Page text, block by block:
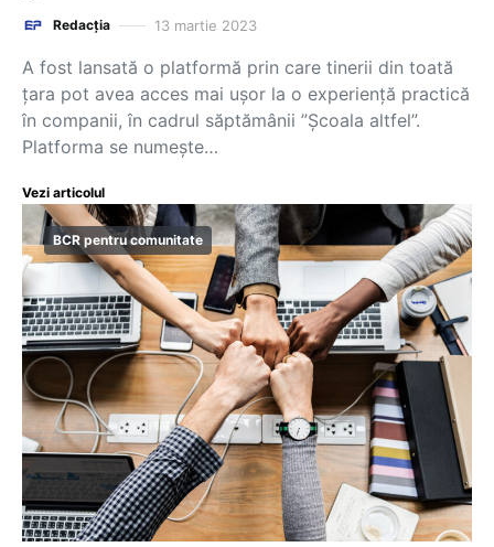
Redacția 13 martie 2023
A fost lansată o platformă prin care tinerii din toată
țara pot avea acces mai ușor la o experiență practică
în companii, în cadrul săptămânii ”Școala altfel”.
Platforma se numește…
Vezi articolul
BCR pentru comunitate